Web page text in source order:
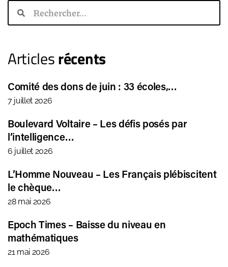
Articlesrécents
Comité des dons de juin : 33 écoles,…
7 juillet 2026
Boulevard Voltaire – Les défis posés par
l’intelligence…
6 juillet 2026
L’Homme Nouveau – Les Français plébiscitent
le chèque…
28 mai 2026
Epoch Times – Baisse du niveau en
mathématiques
21 mai 2026